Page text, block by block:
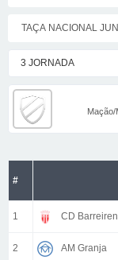
TAÇA NACIONAL
3 JORNADA
Mação/
#
1 CD
2 AM Granja